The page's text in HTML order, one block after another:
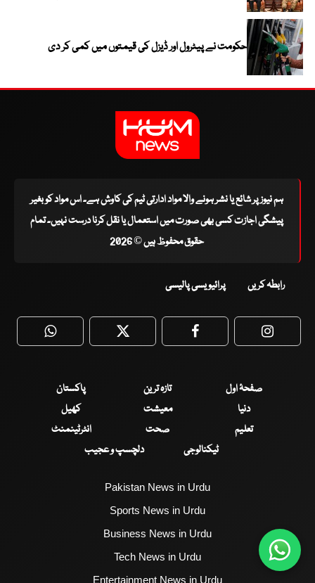
حکومت نے پیٹرول اور ڈیزل کی قیمتوں میں کمی کر دی
ہم نیوز پر شائع یا نشر ہونے والا مواد ادارتی ٹیم کی کاوش ہے۔ اس مواد کو بغیر
پیشگی اجازت کسی بھی صورت میں استعمال یا نقل کرنا درست نہیں۔ تمام
حقوق محفوظ ہیں © 2026
رابطہ کریں پرائیویسی پالیسی
WhatsApp Twitter Facebook
صفحۂ اول تازہ ترین
پاکستان
دنیا
معیشت
کھیل
تعلیم
صحت
انٹرٹینمنٹ
ٹیکنالوجی
دلچسپ و عجیب
Pakistan News in Urdu
Sports News in Urdu
Business News in Urdu
Tech News in Urdu
Entertainment News in Urdu